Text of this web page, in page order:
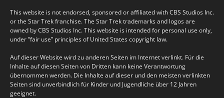
This website is not endorsed, sponsored or affiliated with CBS Studios Inc.
or the Star Trek franchise. The Star Trek trademarks and logos are
owned by CBS Studios Inc. This website is intended for personal use only,
under “fair use” principles of United States copyright law.
Auf dieser Website wird zu anderen Seiten im Internet verlinkt. Für die
Inhalte auf diesen Seiten von Dritten kann keine Verantwortung
übernommen werden. Die Inhalte auf dieser und den meisten verlinkten
Seiten sind unverbindlich für Kinder und Jugendliche über 12 Jahren
geeignet.